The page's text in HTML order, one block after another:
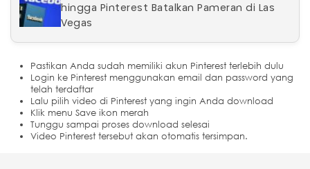
hingga Pinterest Batalkan Pameran di Las
Vegas
Pastikan Anda sudah memiliki akun Pinterest terlebih dulu
Login ke Pinterest menggunakan email dan password yang
telah terdaftar
Lalu pilih video di Pinterest yang ingin Anda download
Klik menu Save ikon merah
Tunggu sampai proses download selesai
Video Pinterest tersebut akan otomatis tersimpan.